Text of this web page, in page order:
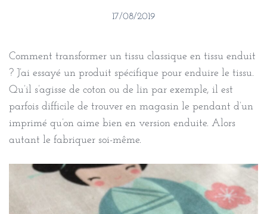
17/08/2019
Comment transformer un tissu classique en tissu enduit
? J’ai essayé un produit spécifique pour enduire le tissu.
Qu’il s’agisse de coton ou de lin par exemple, il est
parfois difficile de trouver en magasin le pendant d’un
imprimé qu’on aime bien en version enduite. Alors
autant le fabriquer soi-même.